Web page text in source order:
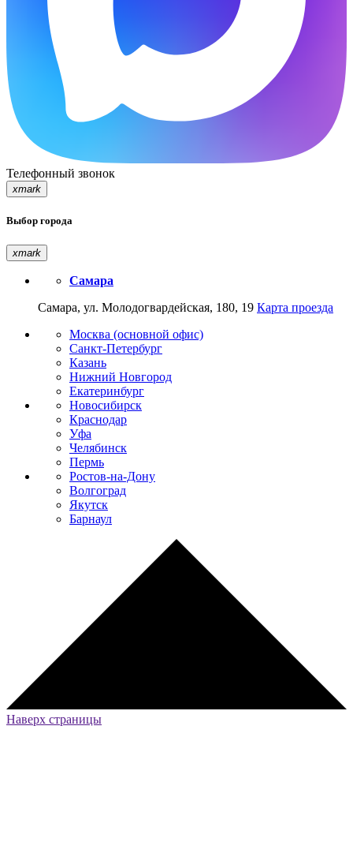
Телефонный звонок
xmark
Выбор города
xmark
Самара
Самара, ул. Молодогвардейская, 180, 19 Карта проезда
Москва (основной офис)
Санкт-Петербург
Казань
Нижний Новгород
Екатеринбург
Новосибирск
Краснодар
Уфа
Челябинск
Пермь
Ростов-на-Дону
Волгоград
Якутск
Барнаул
Наверх страницы